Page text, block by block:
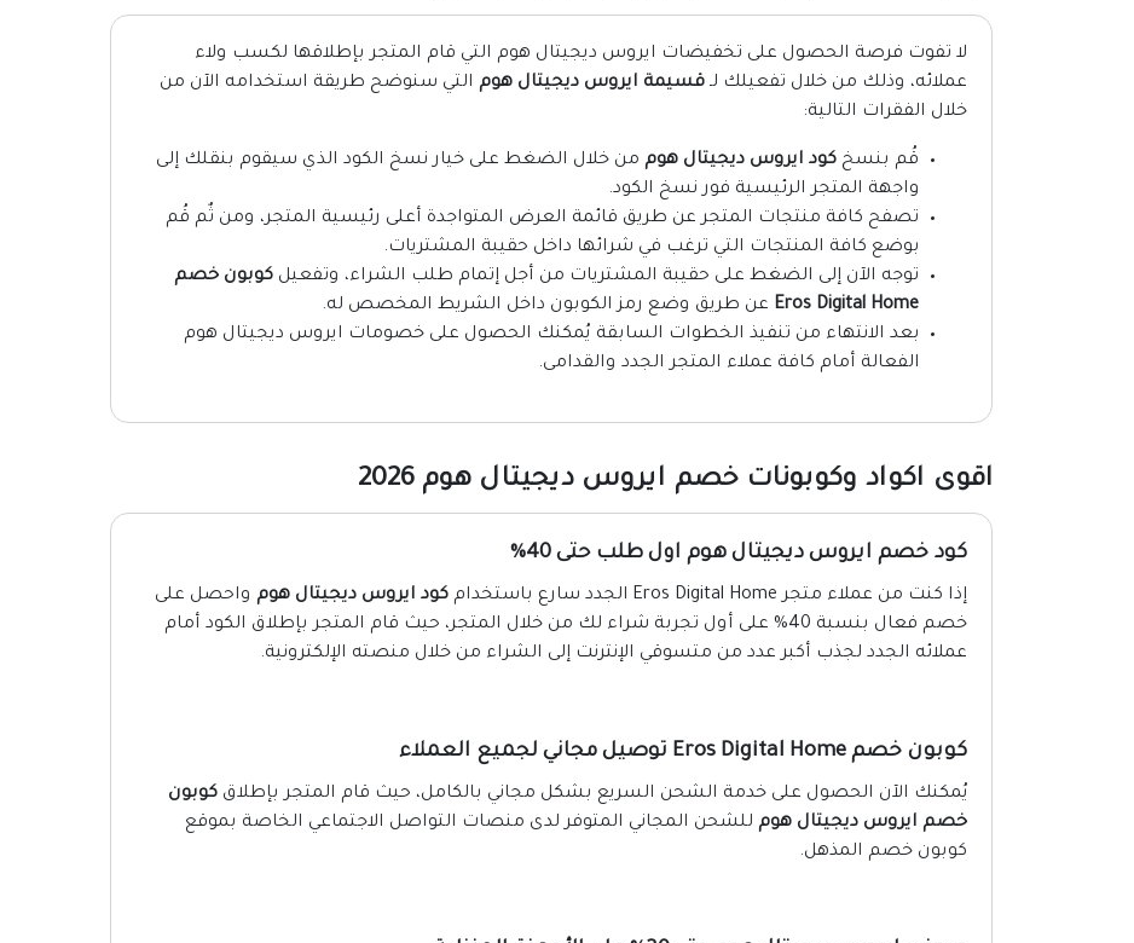
لا تفوت فرصة الحصول على تخفيضات ايروس ديجيتال هوم التي قام المتجر بإطلاقها لكسب ولاء
عملائه، وذلك من خلال تفعيلك لـ قسيمة ايروس ديجيتال هوم التي سنوضح طريقة استخدامه الآن من
خلال الفقرات التالية:
قُم بنسخ كود ايروس ديجيتال هوم من خلال الضغط على خيار نسخ الكود الذي سيقوم بنقلك إلى
واجهة المتجر الرئيسية فور نسخ الكود.
تصفح كافة منتجات المتجر عن طريق قائمة العرض المتواجدة أعلى رئيسية المتجر، ومن ثٌم قُم
بوضع كافة المنتجات التي ترغب في شرائها داخل حقيبة المشتريات.
توجه الآن إلى الضغط على حقيبة المشتريات من أجل إتمام طلب الشراء، وتفعيل كوبون خصم
Eros Digital Home عن طريق وضع رمز الكوبون داخل الشريط المخصص له.
بعد الانتهاء من تنفيذ الخطوات السابقة يُمكنك الحصول على خصومات ايروس ديجيتال هوم
الفعالة أمام كافة عملاء المتجر الجدد والقدامى.
اقوى اكواد وكوبونات خصم ايروس ديجيتال هوم 2026
كود خصم ايروس ديجيتال هوم اول طلب حتى 40%
إذا كنت من عملاء متجر Eros Digital Home الجدد سارع باستخدام كود ايروس ديجيتال هوم واحصل على
خصم فعال بنسبة 40% على أول تجربة شراء لك من خلال المتجر، حيث قام المتجر بإطلاق الكود أمام
عملائه الجدد لجذب أكبر عدد من متسوقي الإنترنت إلى الشراء من خلال منصته الإلكترونية.
كوبون خصم Eros Digital Home توصيل مجاني لجميع العملاء
يُمكنك الآن الحصول على خدمة الشحن السريع بشكل مجاني بالكامل، حيث قام المتجر بإطلاق كوبون
خصم ايروس ديجيتال هوم للشحن المجاني المتوفر لدى منصات التواصل الاجتماعي الخاصة بموقع
كوبون خصم المذهل.